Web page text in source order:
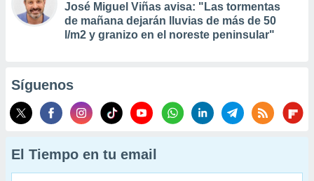
José Miguel Viñas avisa: "Las tormentas
de mañana dejarán lluvias de más de 50
l/m2 y granizo en el noreste peninsular"
Síguenos
El Tiempo en tu email